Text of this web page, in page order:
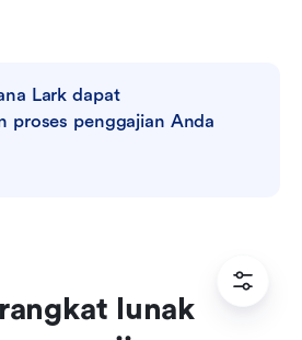
Lark dapat
proses penggajian Anda
lunak